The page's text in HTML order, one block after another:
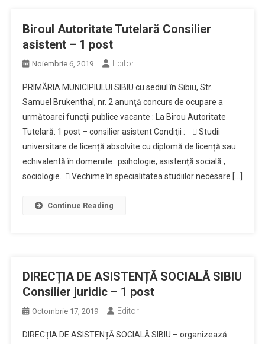
Biroul Autoritate Tutelară Consilier
asistent – 1 post
Noiembrie 6, 2019 Editor
PRIMĂRIA MUNICIPIULUI SIBIU cu sediul în Sibiu, Str.
Samuel Brukenthal, nr. 2 anunţă concurs de ocupare a
următoarei funcţii publice vacante : La Birou Autoritate
Tutelară: 1 post – consilier asistent Condiţii :  Studii
universitare de licență absolvite cu diplomă de licență sau
echivalentă în domeniile: psihologie, asistență socială ,
sociologie.  Vechime în specialitatea studiilor necesare […]
Continue Reading
DIRECȚIA DE ASISTENȚĂ SOCIALĂ SIBIU
Consilier juridic – 1 post
Octombrie 17, 2019 Editor
DIRECȚIA DE ASISTENȚĂ SOCIALĂ SIBIU – organizează